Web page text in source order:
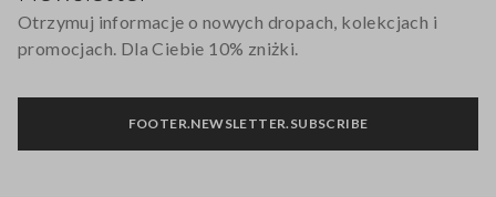
Otrzymuj informacje o nowych dropach, kolekcjach i
promocjach. Dla Ciebie 10% zniżki.
FOOTER.NEWSLETTER.SUBSCRIBE